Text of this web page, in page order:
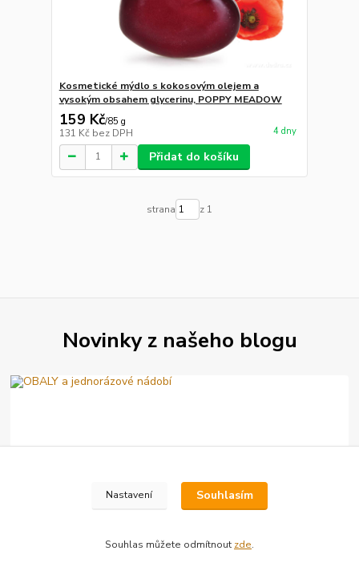
Kosmetické mýdlo s kokosovým olejem a
vysokým obsahem glycerinu, POPPY MEADOW
159 Kč/85 g
131 Kč bez DPH 4 dny
Přidat do košíku
strana z 1
Novinky z našeho blogu
OBALY a jednorázové nádobí
Nastavení Souhlasím
Souhlas můžete odmítnout zde.